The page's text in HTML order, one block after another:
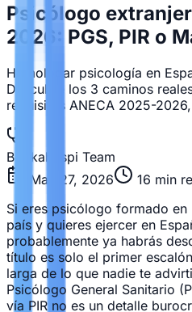
Psicólogo
2026: PGS, PIR o
Homologar psicología en
Descubre los 3 caminos
requisitos ANECA 2025-
Bookahospi Team
May 27, 2026
16 min
Si eres psicólogo formado
país y quieres ejercer en
probablemente ya habrás
título es solo el primer
larga de lo que nadie te
Psicólogo General Sanitario
vía PIR no es un detalle